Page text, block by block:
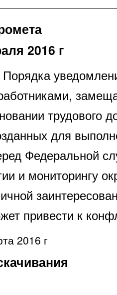
2016 г
трудового
для
Федеральной
и мониторингу
привести к
2016 г